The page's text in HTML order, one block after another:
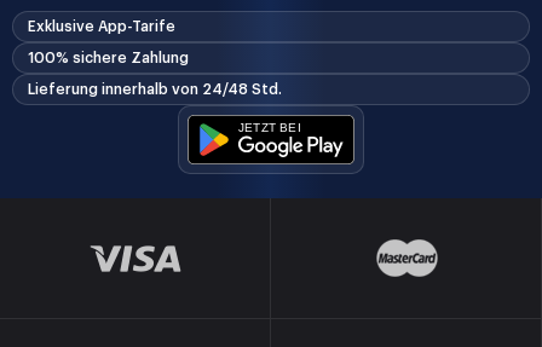
Exklusive App-Tarife
100% sichere Zahlung
Lieferung innerhalb von 24/48 Std.